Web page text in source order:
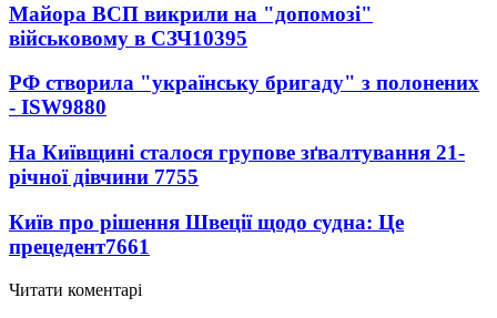
Майора ВСП викрили на "допомозі"
військовому в СЗЧ10395
РФ створила "українську бригаду" з полонених
- ISW9880
На Київщині сталося групове зґвалтування 21-
річної дівчини 7755
Київ про рішення Швеції щодо судна: Це
прецедент7661
Читати коментарі